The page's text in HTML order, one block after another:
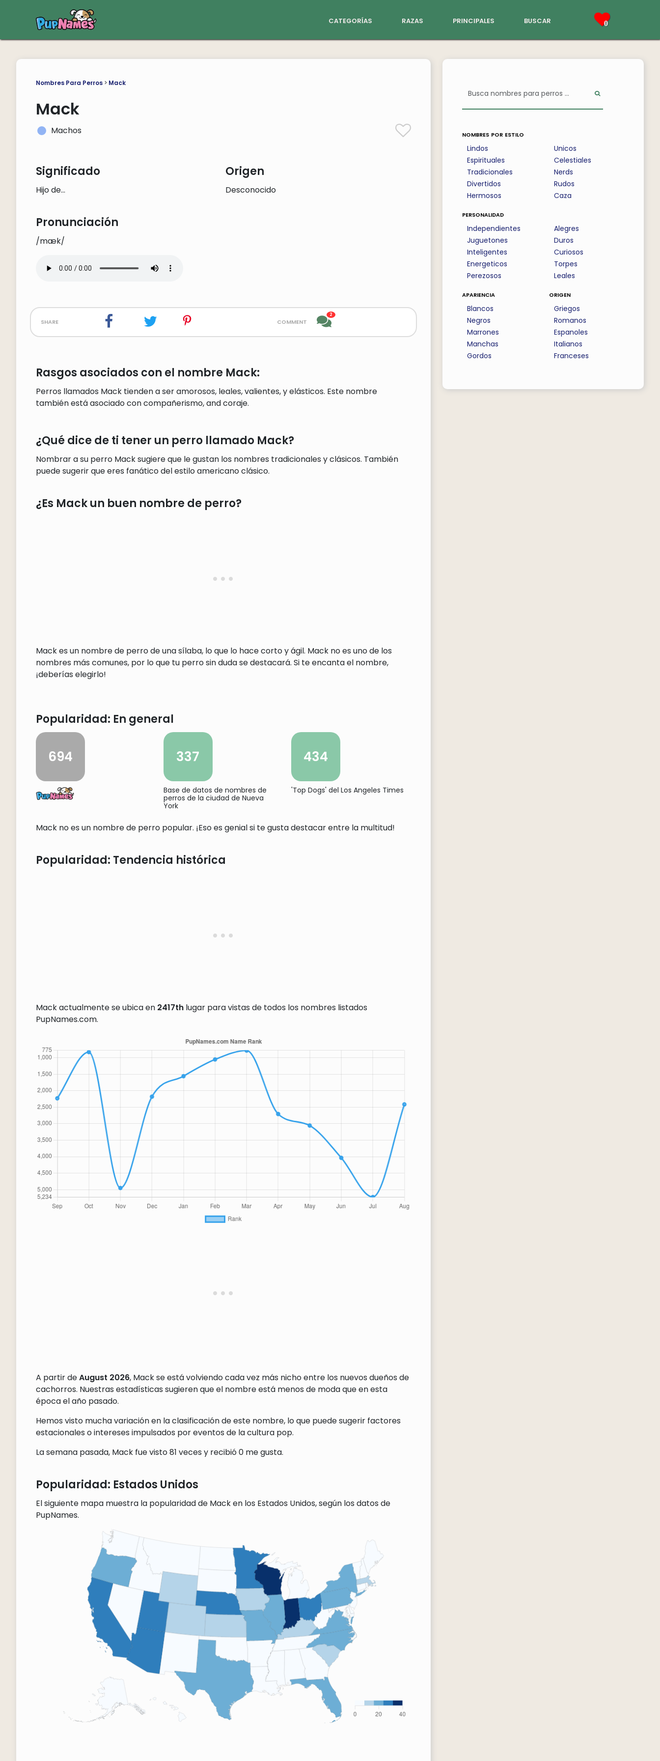
categorías razas principales buscar 0
Nombres Para Perros> Mack
Mack
Machos
Significado
Hijo de...
Origen
Desconocido
Pronunciación
/mæk/
share comment
2
Rasgos asociados con el nombre Mack:
Perros llamados Mack tienden a ser amorosos, leales, valientes, y elásticos. Este nombre
también está asociado con compañerismo, and coraje.
¿Qué dice de ti tener un perro llamado Mack?
Nombrar a su perro Mack sugiere que le gustan los nombres tradicionales y clásicos. También
puede sugerir que eres fanático del estilo americano clásico.
¿Es Mack un buen nombre de perro?
Mack es un nombre de perro de una sílaba, lo que lo hace corto y ágil. Mack no es uno de los
nombres más comunes, por lo que tu perro sin duda se destacará. Si te encanta el nombre,
¡deberías elegirlo!
Popularidad: En general
694 337
Base de datos de nombres de
perros de la ciudad de Nueva
York
434
'Top Dogs' del Los Angeles Times
Mack no es un nombre de perro popular. ¡Eso es genial si te gusta destacar entre la multitud!
Popularidad: Tendencia histórica
Mack actualmente se ubica en 2417thlugar para vistas de todos los nombres listados
PupNames.com.
A partir deAugust 2026, Mack se está volviendo cada vez más nicho entre los nuevos dueños de
cachorros. Nuestras estadísticas sugieren que el nombre está menos de moda que en esta
época el año pasado.
Hemos visto mucha variación en la clasificación de este nombre, lo que puede sugerir factores
estacionales o intereses impulsados por eventos de la cultura pop.
La semana pasada, Mack fue visto 81 veces y recibió 0 me gusta.
Popularidad: Estados Unidos
El siguiente mapa muestra la popularidad de Mack en los Estados Unidos, según los datos de
PupNames.
nombres por estilo
Lindos
Espirituales
Tradicionales
Divertidos
Hermosos
Unicos
Celestiales
Nerds
Rudos
Caza
personalidad
Independientes
Juguetones
Inteligentes
Energeticos
Perezosos
Alegres
Duros
Curiosos
Torpes
Leales
apariencia
Blancos
Negros
Marrones
Manchas
Gordos
origen
Griegos
Romanos
Espanoles
Italianos
Franceses